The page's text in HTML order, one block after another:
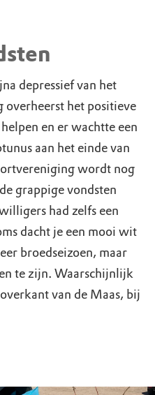
depressief van het
overheerst het positieve
en er wachtte een
aan het einde van
wordt nog
grappige vondsten
had zelfs een
dacht je een mooi wit
broedseizoen, maar
te zijn. Waarschijnlijk
van de Maas, bij